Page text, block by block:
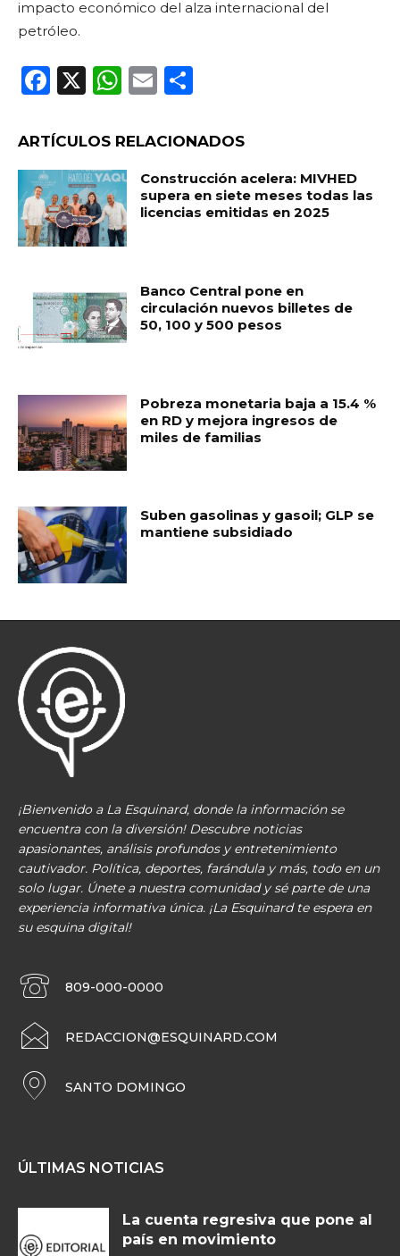
impacto económico del alza internacional del
petróleo.
F
c
e
b
o
o
X
W
a
ts
A
p
p
E
ai m
ar
ti
ARTÍCULOS RELACIONADOS
Construcción acelera: MIVHED
supera en siete meses todas las
licencias emitidas en 2025
Banco Central pone en
circulación nuevos billetes de
50, 100 y 500 pesos
Pobreza monetaria baja a 15.4 %
en RD y mejora ingresos de
miles de familias
Suben gasolinas y gasoil; GLP se
mantiene subsidiado
¡Bienvenido a La Esquinard, donde la información se
encuentra con la diversión! Descubre noticias
apasionantes, análisis profundos y entretenimiento
cautivador. Política, deportes, farándula y más, todo en un
solo lugar. Únete a nuestra comunidad y sé parte de una
experiencia informativa única. ¡La Esquinard te espera en
su esquina digital!
809-000-0000
REDACCION@ESQUINARD.COM
SANTO DOMINGO
ÚLTIMAS NOTICIAS
La cuenta regresiva que pone al
país en movimiento